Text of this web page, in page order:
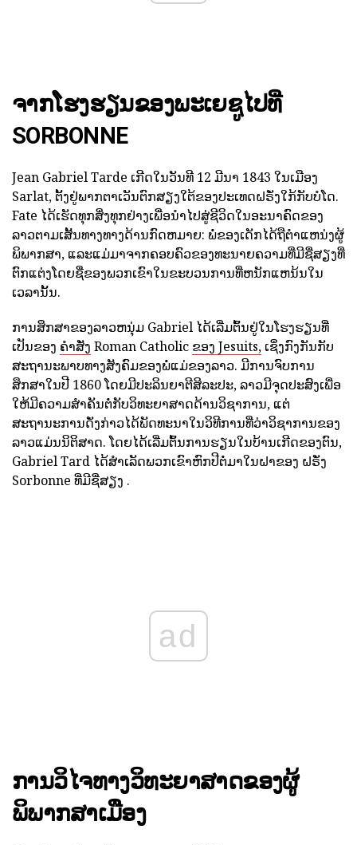
ຈາກໂຮງຮຽນຂອງພະເຍຊູໄປທີ່
SORBONNE
Jean Gabriel Tarde ເກີດໃນວັນທີ 12 ມີນາ 1843 ໃນເມືອງ
Sarlat, ຕັ້ງຢູ່ພາກຕາເວັນຕົກສຽງໃຕ້ຂອງປະເທດຝຣັ່ງໃກ້ກັບບໍໂດ.
Fate ໄດ້ເຮັດທຸກສິ່ງທຸກຢ່າງເພື່ອນໍາໄປສູ່ຊີວິດໃນອະນາຄົດຂອງ
ລາວຕາມເສັ້ນທາງທາງດ້ານກົດຫມາຍ: ພໍ່ຂອງເດັກໄດ້ຖືຕໍາແຫນ່ງຜູ້
ພິພາກສາ, ແລະແມ່ມາຈາກຄອບຄົວຂອງທະນາຍຄວາມທີ່ມີຊື່ສຽງທີ່
ຕົກແຕ່ງໂດຍຊື່ຂອງພວກເຂົາໃນຂະບວນການທີ່ຫນັກແຫນ້ນໃນ
ເວລານັ້ນ.
ການສຶກສາຂອງລາວຫນຸ່ມ Gabriel ໄດ້ເລີ່ມຕົ້ນຢູ່ໃນໂຮງຮຽນທີ່
ເປັນຂອງ ຄໍາສັ່ງ Roman Catholic ຂອງ Jesuits, ເຊິ່ງກົງກັນກັບ
ສະຖານະພາບທາງສັງຄົມຂອງພໍ່ແມ່ຂອງລາວ. ມີການຈົບການ
ສຶກສາໃນປີ 1860 ໂດຍມີປະລິນຍາຕີສິລະປະ, ລາວມີຈຸດປະສົງເພື່ອ
ໃຫ້ມີຄວາມສໍາຄັນຕໍ່ກັບວິທະຍາສາດດ້ານວິຊາການ, ແຕ່
ສະຖານະການດັ່ງກ່າວໄດ້ພັດທະນາໃນວິທີການທີ່ວ່າວິຊາການຂອງ
ລາວແມ່ນນິຕິສາດ. ໂດຍໄດ້ເລີ່ມຕົ້ນການຮຽນໃນບ້ານເກີດຂອງຕົນ,
Gabriel Tard ໄດ້ສໍາເລັດພວກເຂົາຫົກປີຕໍ່ມາໃນຝາຂອງ ຝຣັ່ງ
Sorbonne ທີ່ມີຊື່ສຽງ .
ad
ການວິໄຈທາງວິທະຍາສາດຂອງຜູ້
ພິພາກສາເມືອງ